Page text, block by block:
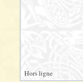
Hors ligne